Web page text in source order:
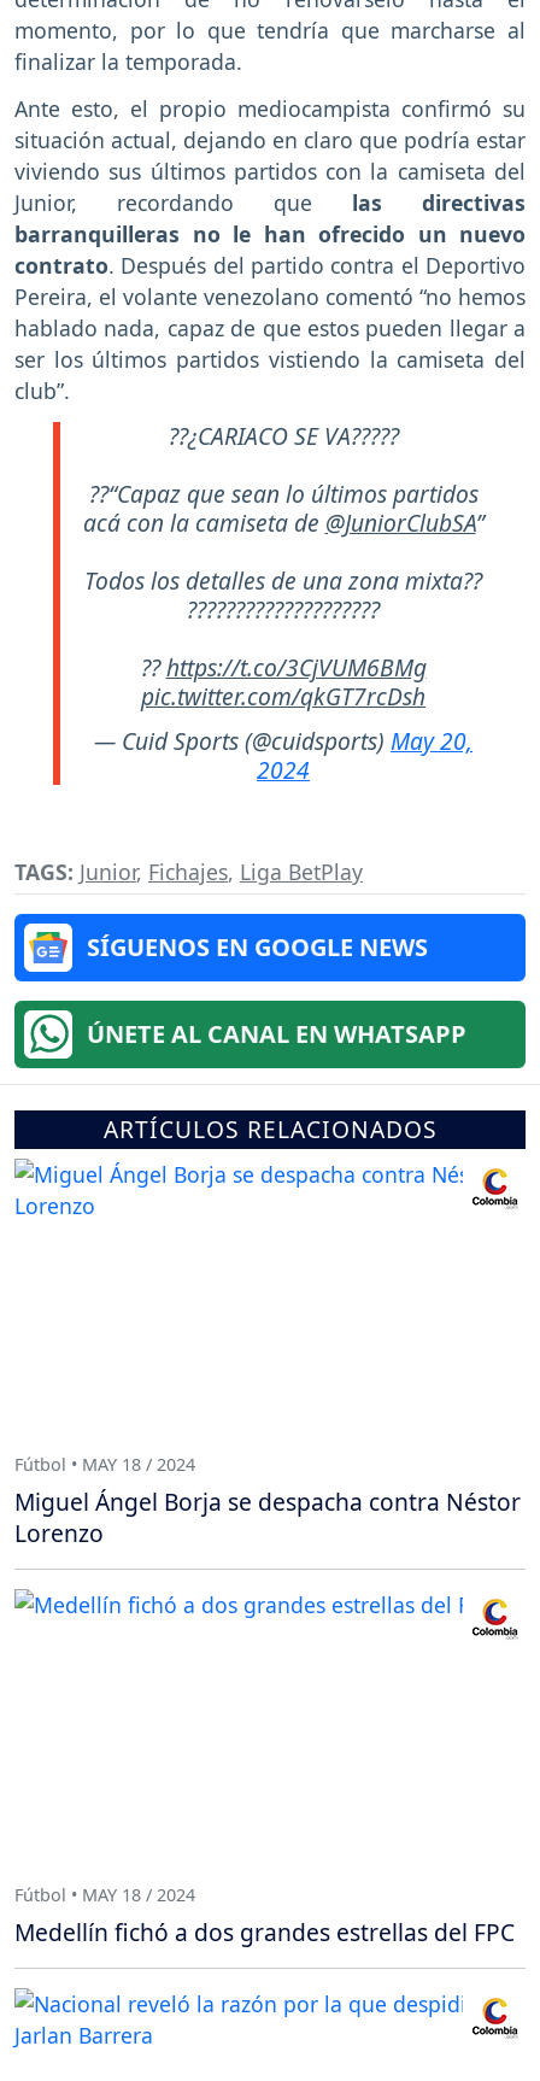
momento, por lo que tendría que marcharse al
finalizar la temporada.
Ante esto, el propio mediocampista confirmó su
situación actual, dejando en claro que podría estar
viviendo sus últimos partidos con la camiseta del
Junior, recordando que las directivas
barranquilleras no le han ofrecido un nuevo
contrato. Después del partido contra el Deportivo
Pereira, el volante venezolano comentó “no hemos
hablado nada, capaz de que estos pueden llegar a
ser los últimos partidos vistiendo la camiseta del
club”.
??¿CARIACO SE VA?????
??“Capaz que sean lo últimos partidos
acá con la camiseta de @JuniorClubSA”
Todos los detalles de una zona mixta??
????????????????????
??https://t.co/3CjVUM6BMg
pic.twitter.com/qkGT7rcDsh
— Cuid Sports (@cuidsports) May 20,
2024
TAGS: Junior, Fichajes, Liga BetPlay
SÍGUENOS EN GOOGLE NEWS
ÚNETE AL CANAL EN WHATSAPP
ARTÍCULOS RELACIONADOS
Fútbol • MAY 18 / 2024
Miguel Ángel Borja se despacha contra Néstor
Lorenzo
Fútbol • MAY 18 / 2024
Medellín fichó a dos grandes estrellas del FPC